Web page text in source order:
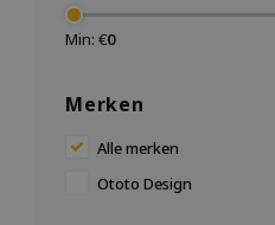
Min: €0
Merken
Alle merken
Ototo Design